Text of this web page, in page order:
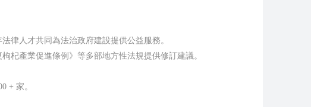
律人才共同為法治政府建設提供公益服務。
杞產業促進條例》等多部地方性法規提供修訂建議。
+ 家。